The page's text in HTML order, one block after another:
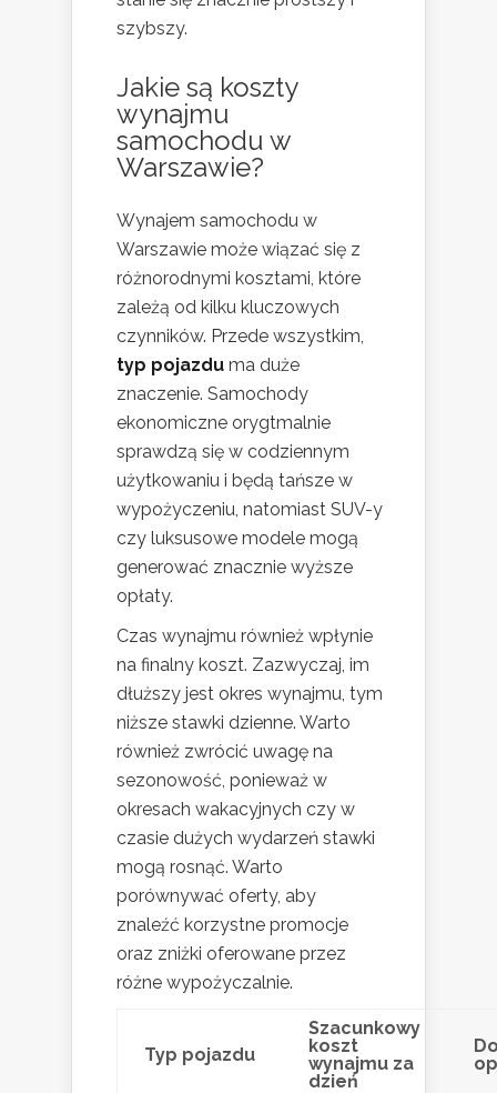
szybszy.
Jakie są koszty
wynajmu
samochodu w
Warszawie?
Wynajem samochodu w
Warszawie może wiązać się z
różnorodnymi kosztami, które
zależą od kilku kluczowych
czynników. Przede wszystkim,
typ pojazdu ma duże
znaczenie. Samochody
ekonomiczne orygtmalnie
sprawdzą się w codziennym
użytkowaniu i będą tańsze w
wypożyczeniu, natomiast SUV-y
czy luksusowe modele mogą
generować znacznie wyższe
opłaty.
Czas wynajmu również wpłynie
na finalny koszt. Zazwyczaj, im
dłuższy jest okres wynajmu, tym
niższe stawki dzienne. Warto
również zwrócić uwagę na
sezonowość, ponieważ w
okresach wakacyjnych czy w
czasie dużych wydarzeń stawki
mogą rosnąć. Warto
porównywać oferty, aby
znaleźć korzystne promocje
oraz zniżki oferowane przez
różne wypożyczalnie.
Typ pojazdu
Szacunkowy
koszt
wynajmu za
dzień